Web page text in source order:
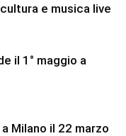
e musica live
il 1° maggio a
Milano il 22 marzo